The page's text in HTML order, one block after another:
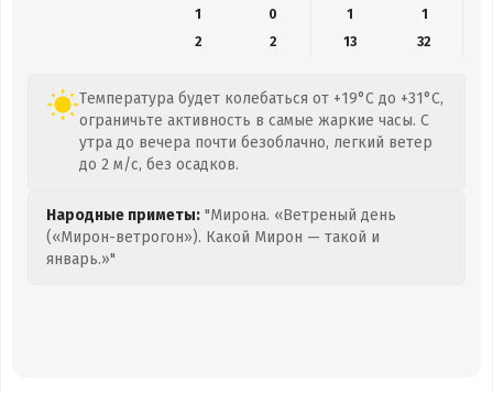
1
0 1
1
2
2 13 32
Температура будет колебаться от +19°C до +31°C,
ограничьте активность в самые жаркие часы. С
утра до вечера почти безоблачно, легкий ветер
до 2 м/с, без осадков.
Народные приметы: "Мирона. «Ветреный день
(«Мирон-ветрогон»). Какой Мирон — такой и
январь.»"